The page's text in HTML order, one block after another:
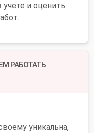
и оценить
РАБОТАТЬ
уникальна,